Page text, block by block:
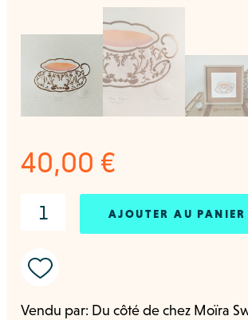
40,00 €
AJOUTER AU PANIER
Vendu par: Du côté de chez Moïra